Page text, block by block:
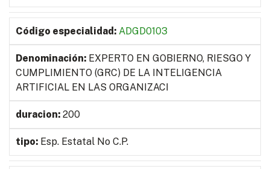
ADGD0103
EXPERTO EN GOBIERNO, RIESGO Y
CUMPLIMIENTO (GRC) DE LA INTELIGENCIA
ARTIFICIAL EN LAS ORGANIZACI
200
Esp. Estatal No C.P.